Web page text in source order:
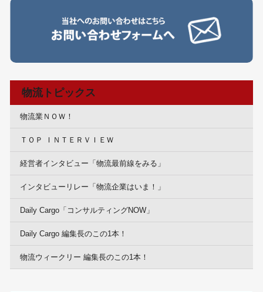
物流トピックス
物流業ＮＯＷ！
ＴＯＰ ＩＮＴＥＲＶＩＥＷ
経営者インタビュー「物流最前線をみる」
インタビューリレー「物流企業はいま！」
Daily Cargo「コンサルティングNOW」
Daily Cargo 編集長のこの1本！
物流ウィークリー 編集長のこの1本！